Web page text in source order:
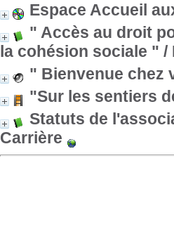
Espace Accueil
" Accès au droit
la cohésion sociale " /
" Bienvenue chez
"Sur les sentiers
Statuts de
Carrière